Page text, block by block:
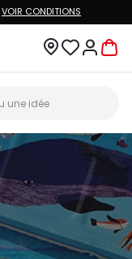
VOIR CONDITIONS